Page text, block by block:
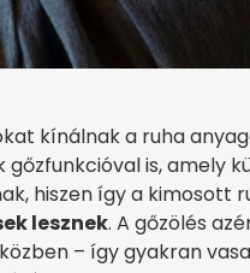
kínálnak a ruha
is, amely
hiszen így a kimosott
lesznek. A gőzölés
– így gyakran